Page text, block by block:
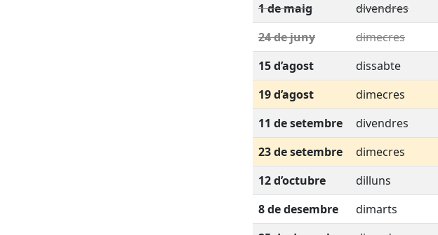
1 de maig
divendres
24 de juny
dimecres
15 d’agost
dissabte
19 d’agost
dimecres
11 de setembre
divendres
23 de setembre
dimecres
12 d’octubre
dilluns
8 de desembre
dimarts